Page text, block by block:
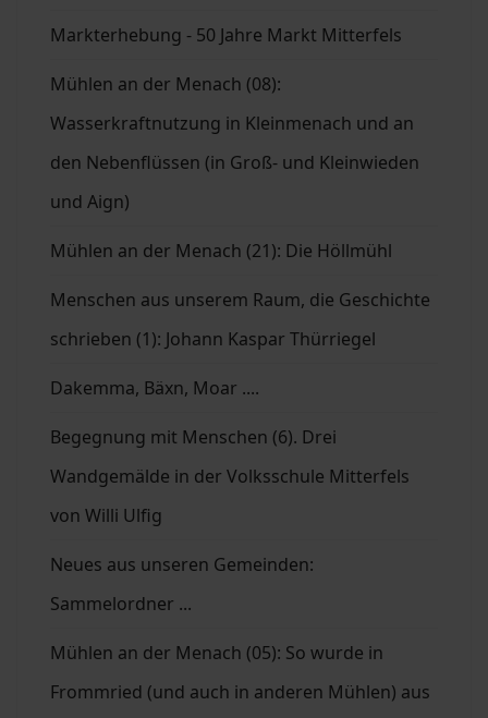
Markterhebung - 50 Jahre Markt Mitterfels
Mühlen an der Menach (08):
Wasserkraftnutzung in Kleinmenach und an
den Nebenflüssen (in Groß- und Kleinwieden
und Aign)
Mühlen an der Menach (21): Die Höllmühl
Menschen aus unserem Raum, die Geschichte
schrieben (1): Johann Kaspar Thürriegel
Dakemma, Bäxn, Moar ....
Begegnung mit Menschen (6). Drei
Wandgemälde in der Volksschule Mitterfels
von Willi Ulfig
Neues aus unseren Gemeinden:
Sammelordner ...
Mühlen an der Menach (05): So wurde in
Frommried (und auch in anderen Mühlen) aus